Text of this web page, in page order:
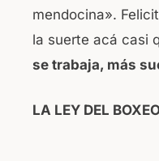
mendocina».
la suerte acá casi
se trabaja, más
LA LEY DEL